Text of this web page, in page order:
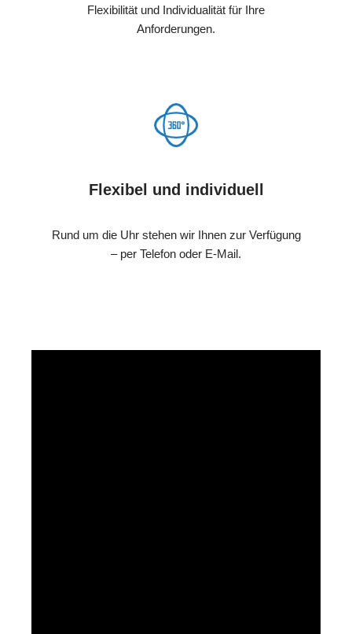
Flexibilität und Individualität für Ihre
Anforderungen.
Flexibel und individuell
Rund um die Uhr stehen wir Ihnen zur Verfügung
– per Telefon oder E-Mail.